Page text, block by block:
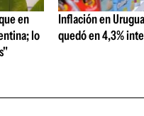
en
lo
Inflación en
quedó en 4,3%